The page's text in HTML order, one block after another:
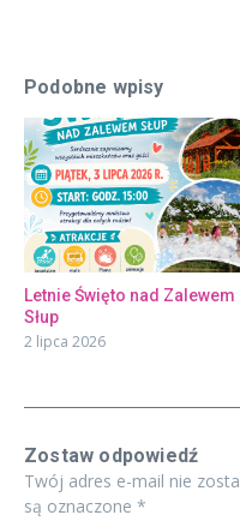
Podobne wpisy
Letnie Święto nad Zalewem
Słup
2 lipca 2026
Zostaw odpowiedź
Twój adres e-mail nie
są oznaczone *